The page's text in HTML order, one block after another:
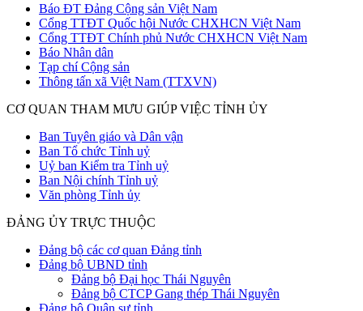
Báo ĐT Đảng Cộng sản Việt Nam
Cổng TTĐT Quốc hội Nước CHXHCN Việt Nam
Cổng TTĐT Chính phủ Nước CHXHCN Việt Nam
Báo Nhân dân
Tạp chí Cộng sản
Thông tấn xã Việt Nam (TTXVN)
CƠ QUAN THAM MƯU GIÚP VIỆC TỈNH ỦY
Ban Tuyên giáo và Dân vận
Ban Tổ chức Tỉnh uỷ
Uỷ ban Kiểm tra Tỉnh uỷ
Ban Nội chính Tỉnh uỷ
Văn phòng Tỉnh ủy
ĐẢNG ỦY TRỰC THUỘC
Đảng bộ các cơ quan Đảng tỉnh
Đảng bộ UBND tỉnh
Đảng bộ Đại học Thái Nguyên
Đảng bộ CTCP Gang thép Thái Nguyên
Đảng bộ Quân sự tỉnh